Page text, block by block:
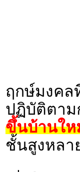
ฤกษ์มงค
ปฏิบัติตา
ขึ้นบ้านให
ชั้นสูงหลา